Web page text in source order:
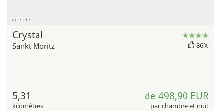
hotel.de
Crystal
Sankt Moritz 86%
5,31
kilomètres
de 498,90 EUR
par chambre et nuit